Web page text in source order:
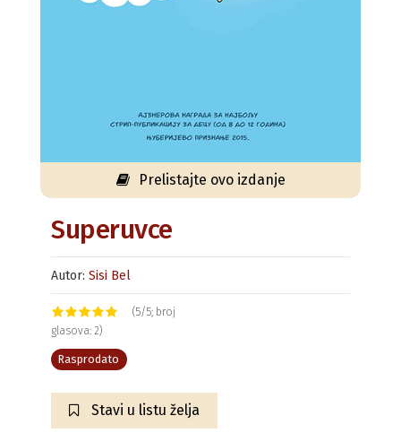
Prelistajte ovo izdanje
Superuvce
Autor: Sisi Bel
(5/5; broj
glasova: 2)
Rasprodato
Stavi u listu želja